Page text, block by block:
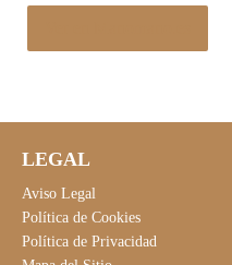
LEGAL
Aviso Legal
Política de Cookies
Política de Privacidad